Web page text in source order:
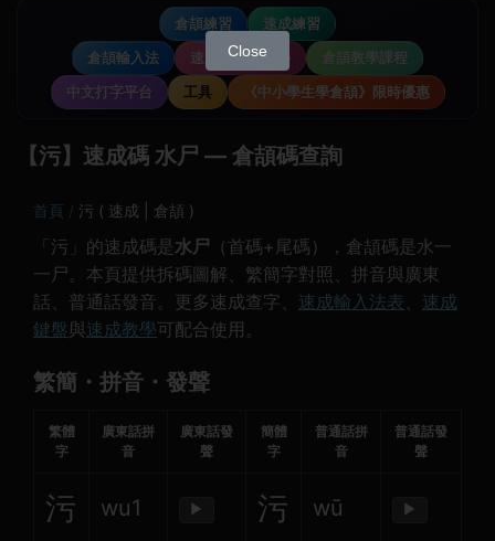
倉頡練習
速成練習
倉頡輸入法
速成輸入法教學
倉頡教學課程
中文打字平台
工具 《中小學生學倉頡》限時優惠
【污】速成碼 水尸 — 倉頡碼查詢
首頁 污 ( 速成 | 倉頡 )
「污」的速成碼是 水尸 （首碼+尾碼），倉頡碼是水一
一尸。本頁提供拆碼圖解、繁簡字對照、拼音與廣東
話、普通話發音。更多速成查字、 速成輸入法表、 速成
鍵盤與速成教學可配合使用。
繁簡・拼音・發聲
繁體
字
廣東話拼
音
廣東話發
聲
簡體
字
普通話拼
音
普通話發
聲
污 wu1 ▶ 污 wū ▶
Close